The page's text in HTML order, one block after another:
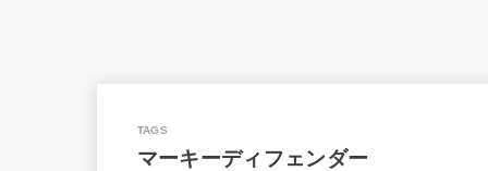
マーキーディフェンダー